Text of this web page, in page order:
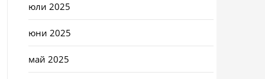
юли 2025
юни 2025
май 2025